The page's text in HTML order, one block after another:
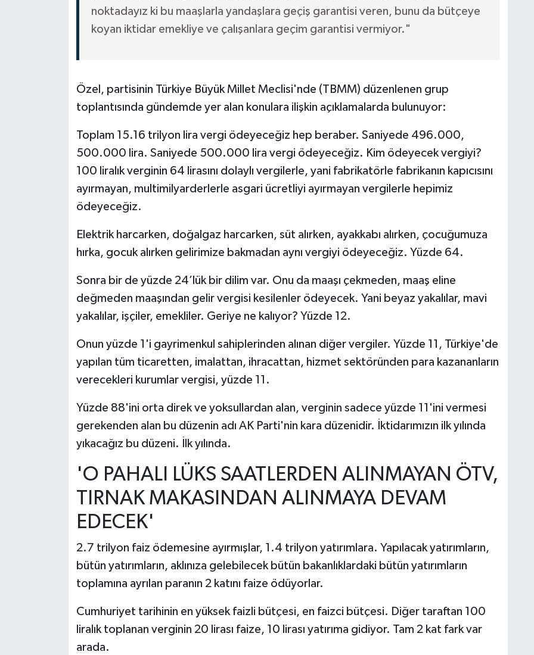
noktadayız ki bu maaşlarla yandaşlara geçiş garantisi veren, bunu da bütçeye
koyan iktidar emekliye ve çalışanlara geçim garantisi vermiyor."
Özel, partisinin Türkiye Büyük Millet Meclisi'nde (TBMM) düzenlenen grup
toplantısında gündemde yer alan konulara ilişkin açıklamalarda bulunuyor:
Toplam 15.16 trilyon lira vergi ödeyeceğiz hep beraber. Saniyede 496.000,
500.000 lira. Saniyede 500.000 lira vergi ödeyeceğiz. Kim ödeyecek vergiyi?
100 liralık verginin 64 lirasını dolaylı vergilerle, yani fabrikatörle fabrikanın kapıcısını
ayırmayan, multimilyarderlerle asgari ücretliyi ayırmayan vergilerle hepimiz
ödeyeceğiz.
Elektrik harcarken, doğalgaz harcarken, süt alırken, ayakkabı alırken, çocuğumuza
hırka, gocuk alırken gelirimize bakmadan aynı vergiyi ödeyeceğiz. Yüzde 64.
Sonra bir de yüzde 24’lük bir dilim var. Onu da maaşı çekmeden, maaş eline
değmeden maaşından gelir vergisi kesilenler ödeyecek. Yani beyaz yakalılar, mavi
yakalılar, işçiler, emekliler. Geriye ne kalıyor? Yüzde 12.
Onun yüzde 1'i gayrimenkul sahiplerinden alınan diğer vergiler. Yüzde 11, Türkiye'de
yapılan tüm ticaretten, imalattan, ihracattan, hizmet sektöründen para kazananların
verecekleri kurumlar vergisi, yüzde 11.
Yüzde 88'ini orta direk ve yoksullardan alan, verginin sadece yüzde 11'ini vermesi
gerekenden alan bu düzenin adı AK Parti'nin kara düzenidir. İktidarımızın ilk yılında
yıkacağız bu düzeni. İlk yılında.
'O PAHALI LÜKS SAATLERDEN ALINMAYAN ÖTV,
TIRNAK MAKASINDAN ALINMAYA DEVAM
EDECEK'
2.7 trilyon faiz ödemesine ayırmışlar, 1.4 trilyon yatırımlara. Yapılacak yatırımların,
bütün yatırımların, aklınıza gelebilecek bütün bakanlıklardaki bütün yatırımların
toplamına ayrılan paranın 2 katını faize ödüyorlar.
Cumhuriyet tarihinin en yüksek faizli bütçesi, en faizci bütçesi. Diğer taraftan 100
liralık toplanan verginin 20 lirası faize, 10 lirası yatırıma gidiyor. Tam 2 kat fark var
arada.